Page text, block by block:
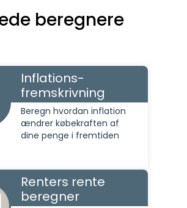
beregnere
Inflations-
fremskrivning
Beregn hvordan inflation
ændrer købekraften af
dine penge i fremtiden
Renters rente
beregner